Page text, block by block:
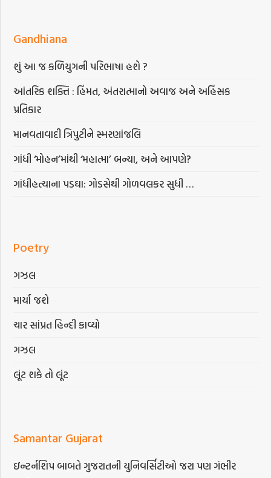
Gandhiana
શું આ જ કળિયુગની પરિભાષા હશે ?
આંતરિક શક્તિ : હિંમત, અંતરાત્માનો અવાજ અને અહિંસક
પ્રતિકાર
માનવતાવાદી ત્રિપુટીને સ્મરણાંજલિ
ગાંધી ‘મોહન’માંથી ‘મહાત્મા’ બન્યા, અને આપણે?
ગાંધીહત્યાના પડઘા: ગોડસેથી ગોળવલકર સુધી …
Poetry
ગઝલ
માર્યા જશે
ચાર સાંપ્રત હિન્દી કાવ્યો
ગઝલ
લૂંટ શકે તો લૂંટ
Samantar Gujarat
ઇન્ટર્નશિપ બાબતે ગુજરાતની યુનિવર્સિટીઓ જરા પણ ગંભીર